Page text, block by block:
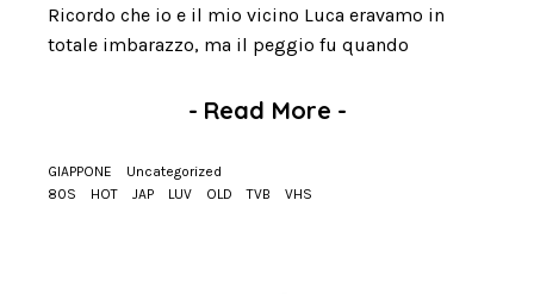
Ricordo che io e il mio vicino Luca eravamo in
totale imbarazzo, ma il peggio fu quando
- Read More -
GIAPPONE
Uncategorized
80S
HOT JAP LUV OLD TVB VHS